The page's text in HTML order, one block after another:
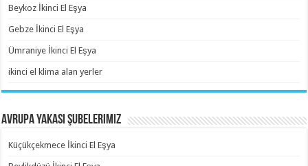
Beykoz İkinci El Eşya
Gebze İkinci El Eşya
Ümraniye İkinci El Eşya
ikinci el klima alan yerler
Avrupa Yakası Şubelerimiz
Küçükçekmece İkinci El Eşya